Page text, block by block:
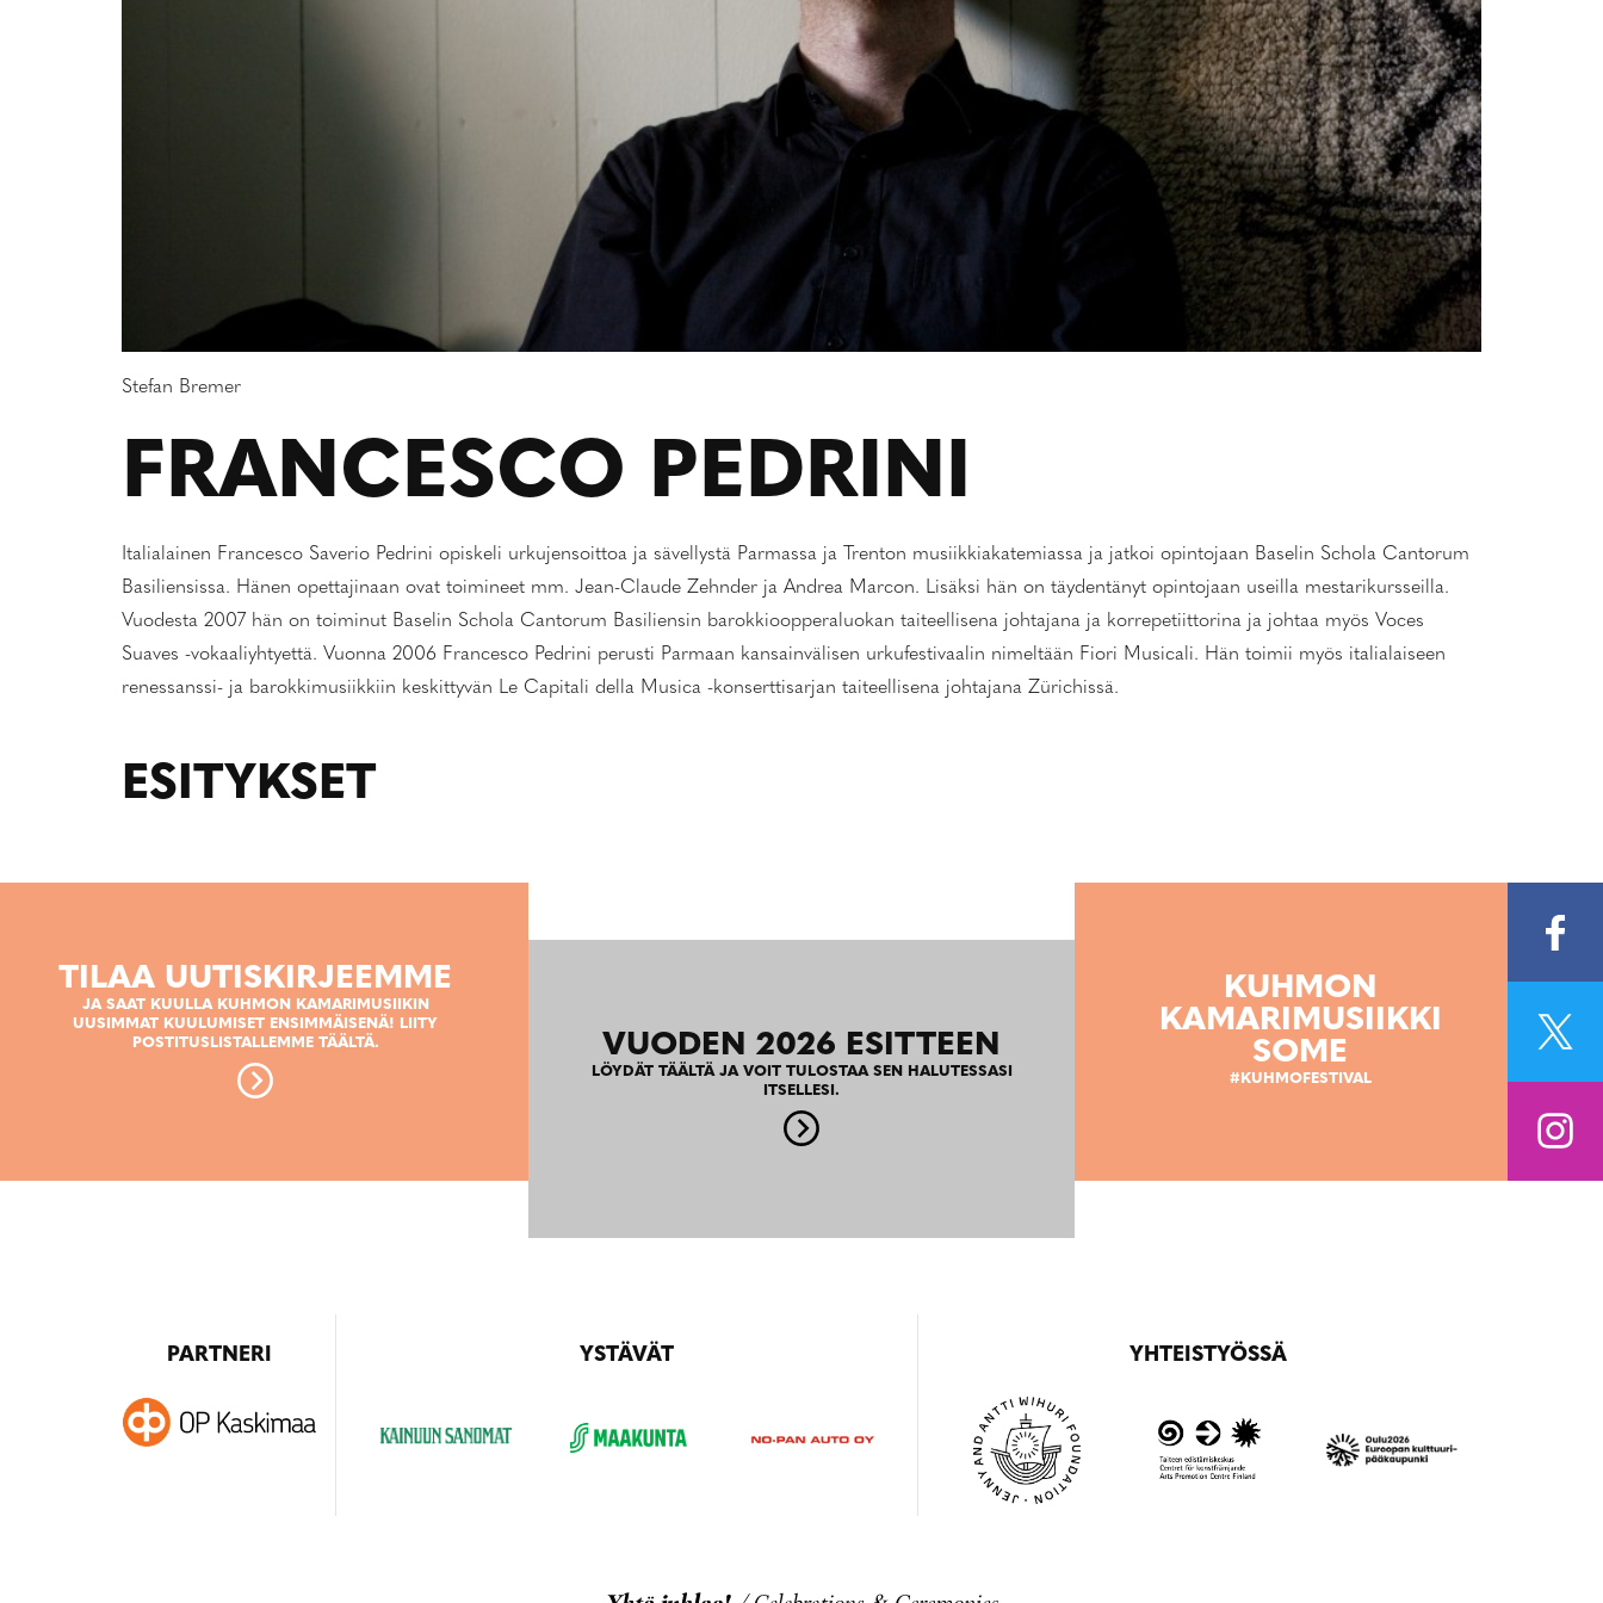
Stefan Bremer
FRANCESCO PEDRINI
Italialainen Francesco Saverio Pedrini opiskeli urkujensoittoa ja sävellystä Parmassa ja Trenton musiikkiakatemiassa ja jatkoi opintojaan Baselin Schola Cantorum
Basiliensissa. Hänen opettajinaan ovat toimineet mm. Jean-Claude Zehnder ja Andrea Marcon. Lisäksi hän on täydentänyt opintojaan useilla mestarikursseilla.
Vuodesta 2007 hän on toiminut Baselin Schola Cantorum Basiliensin barokkioopperaluokan taiteellisena johtajana ja korrepetiittorina ja johtaa myös Voces
Suaves -vokaaliyhtyettä. Vuonna 2006 Francesco Pedrini perusti Parmaan kansainvälisen urkufestivaalin nimeltään Fiori Musicali. Hän toimii myös italialaiseen
renessanssi- ja barokkimusiikkiin keskittyvän Le Capitali della Musica -konserttisarjan taiteellisena johtajana Zürichissä.
ESITYKSET
TILAA UUTISKIRJEEMME
JA SAAT KUULLA KUHMON KAMARIMUSIIKIN
UUSIMMAT KUULUMISET ENSIMMÄISENÄ! LIITY
POSTITUSLISTALLEMME TÄÄLTÄ.
VUODEN 2026 ESITTEEN
LÖYDÄT TÄÄLTÄ JA VOIT TULOSTAA SEN HALUTESSASI
ITSELLESI.
KUHMON
KAMARIMUSIIKKI
SOME
#KUHMOFESTIVAL
PARTNERI YSTÄVÄT YHTEISTYÖSSÄ